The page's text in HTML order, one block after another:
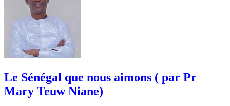
Le Sénégal que nous aimons ( par Pr
Mary Teuw Niane)